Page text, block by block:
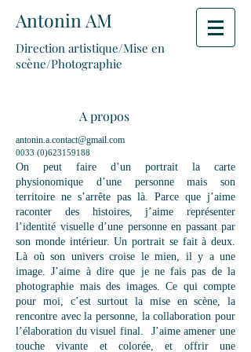
Antonin AM
Direction artistique/Mise en
scène/Photographie
A propos
antonin.a.contact@gmail.com
0033 (0)623159188
On peut faire d’un portrait la carte
physionomique d’une personne mais son
territoire ne s’arrête pas là. Parce que j’aime
raconter des histoires, j’aime représenter
l’identité visuelle d’une personne en passant par
son monde intérieur. Un portrait se fait à deux.
Là où son univers croise le mien, il y a une
image. J’aime à dire que je ne fais pas de la
photographie mais des images. Ce qui compte
pour moi, c’est surtout la mise en scène, la
rencontre avec la personne, la collaboration pour
l’élaboration du visuel final. J’aime amener une
touche vivante et colorée, et offrir une